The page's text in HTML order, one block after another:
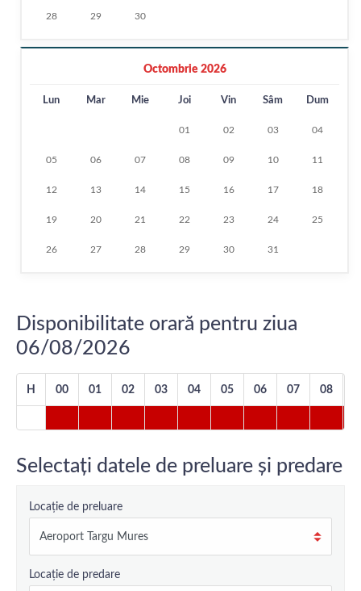
28 29 30
Octombrie 2026
Lun Mar Mie Joi Vin Sâm Dum
01 02 03 04
05 06 07 08 09 10 11
12 13 14 15 16 17 18
19 20 21 22 23 24 25
26 27 28 29 30 31
Disponibilitate orară pentru ziua
06/08/2026
H 00 01 02 03 04 05 06 07 08
Selectați datele de preluare și predare
Locație de preluare
Locație de predare